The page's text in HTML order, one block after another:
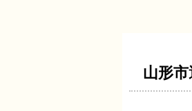
山形